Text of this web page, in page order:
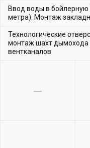
Ввод воды в
метра). Монтаж
Технологические
монтаж шахт
вентканалов